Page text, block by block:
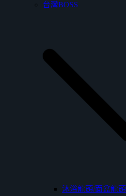
台灣BOSS
沐浴龍頭/面盆龍頭